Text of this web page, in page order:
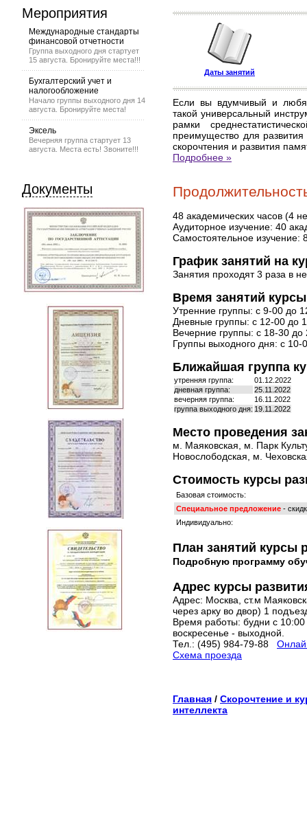
Мероприятия
Международные стандарты
финансовой отчетности
Группа выходного дня стартует
15 августа. Бронируйте места!!!
Бухгалтерский учет и
налогообложение
Начало группы выходного дня 14
августа. Бронируйте места!
Эксель
Вечерняя группа стартует 13
августа. Места есть! Звоните!!!
Документы
Даты занятий
Если вы вдумчивый и
такой универсальный
рамки
преимущество для
скорочтения и развития
Подробнее »
48 академических часов (4
Аудиторное изучение: 40
Самостоятельное изучение:
График занятий на
Занятия проходят 3 раза в
Время занятий
Утренние группы: с 9-00 до
Дневные группы: с 12-00 до
Вечерние группы: с 18-30 до
Группы выходного дня: с 10-
Ближайшая группа
утренняя группа:
01.12.2022
дневная группа:
25.11.2022
вечерняя группа:
16.11.2022
группа выходного дня: 19.11.2022
Место проведения
м. Маяковская, м. Парк
Новослободская, м.
Стоимость курсы
Базовая стоимость:
Специальное предложение -
Индивидуально:
План занятий курсы
Подробную программу
Адрес курсы
Адрес: Москва, ст.м
через арку во двор) 1
Время работы: будни с
воскресенье - выходной.
Тел.: (495) 984-79-88
Схема проезда
Главная / Скорочтение и
интеллекта